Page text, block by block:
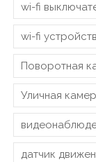
wi-fi
wi-fi
Поворотная
Уличная
датчик